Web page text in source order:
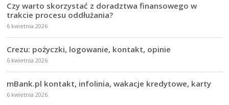
Czy warto skorzystać z doradztwa finansowego w
trakcie procesu oddłużania?
6 kwietnia 2026
Crezu: pożyczki, logowanie, kontakt, opinie
6 kwietnia 2026
mBank.pl kontakt, infolinia, wakacje kredytowe, karty
6 kwietnia 2026